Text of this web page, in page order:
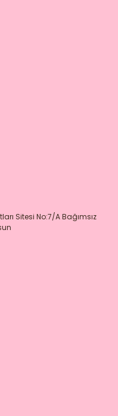
Sitesi No:7/A Bağımsız